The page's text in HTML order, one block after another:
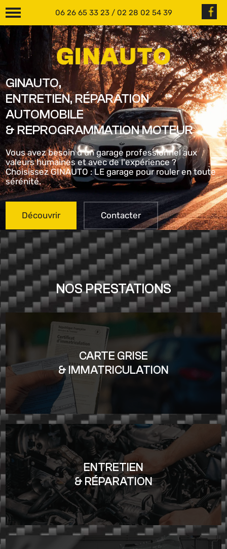
06 26 65 33 23/ 02 28 02 54 39
GINAUTO,
ENTRETIEN, RÉPARATION
AUTOMOBILE
& REPROGRAMMATION MOTEUR
Vous avez besoin d'un garage professionnel aux
valeurs humaines et avec de l'expérience ?
Choisissez GINAUTO : LE garage pour rouler en toute
sérénité.
Découvrir Contacter
NOS PRESTATIONS
CARTE GRISE
& IMMATRICULATION
ENTRETIEN
& RÉPARATION